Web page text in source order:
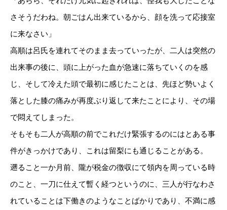
さそうだわね。朝ごはん出来ているから、顔を洗って応接室
に来なさい」
高順は呂氏を連れてそのまま去っていったが、二人は突然の
出来事の後に、頭に上がった血が急速に落ちていくのを感
じ、そして冷えた頭で最初に感じたことは、先ほど勢いよく
落とした膝の痛みが再度ぶり返して来たことにより、その場
で悶えてしまった。
そもそも二人が高順の前でこれだけ緊張するのにはとある事
件がきっかけであり、これは留梨にも通じることがある。
遡ること一か月前、隴が税金の徴収にて領内を周っている時
のこと、一刀に仕えて暫く経つというのに、三人が行なわさ
れていることは下働きのようなことばかりであり、不満に感